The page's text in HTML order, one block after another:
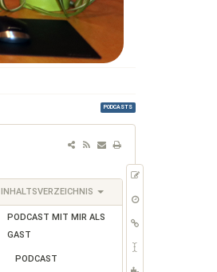
PODCASTS
INHALTSVERZEICHNIS
PODCAST MIT MIR ALS
GAST
PODCAST